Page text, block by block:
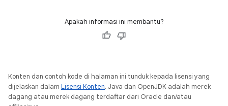
Apakah informasi ini membantu?
Konten dan contoh kode di halaman ini tunduk kepada lisensi yang
dijelaskan dalam Lisensi Konten. Java dan OpenJDK adalah merek
dagang atau merek dagang terdaftar dari Oracle dan/atau